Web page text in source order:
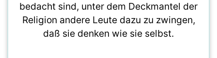
bedacht sind, unter dem Deckmantel der
Religion andere Leute dazu zu zwingen,
daß sie denken wie sie selbst.